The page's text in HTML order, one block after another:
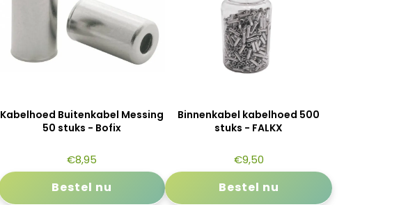
Kabelhoed Buitenkabel Messing
50 stuks - Bofix
€8,95
Bestel nu
Binnenkabel kabelhoed 500
stuks - FALKX
€9,50
Bestel nu